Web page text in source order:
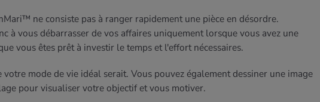
ne consiste pas à ranger rapidement une pièce en désordre.
à vous débarrasser de vos affaires uniquement lorsque vous avez une
vous êtes prêt à investir le temps et l'effort nécessaires.
votre mode de vie idéal serait. Vous pouvez également dessiner une image
pour visualiser votre objectif et vous motiver.